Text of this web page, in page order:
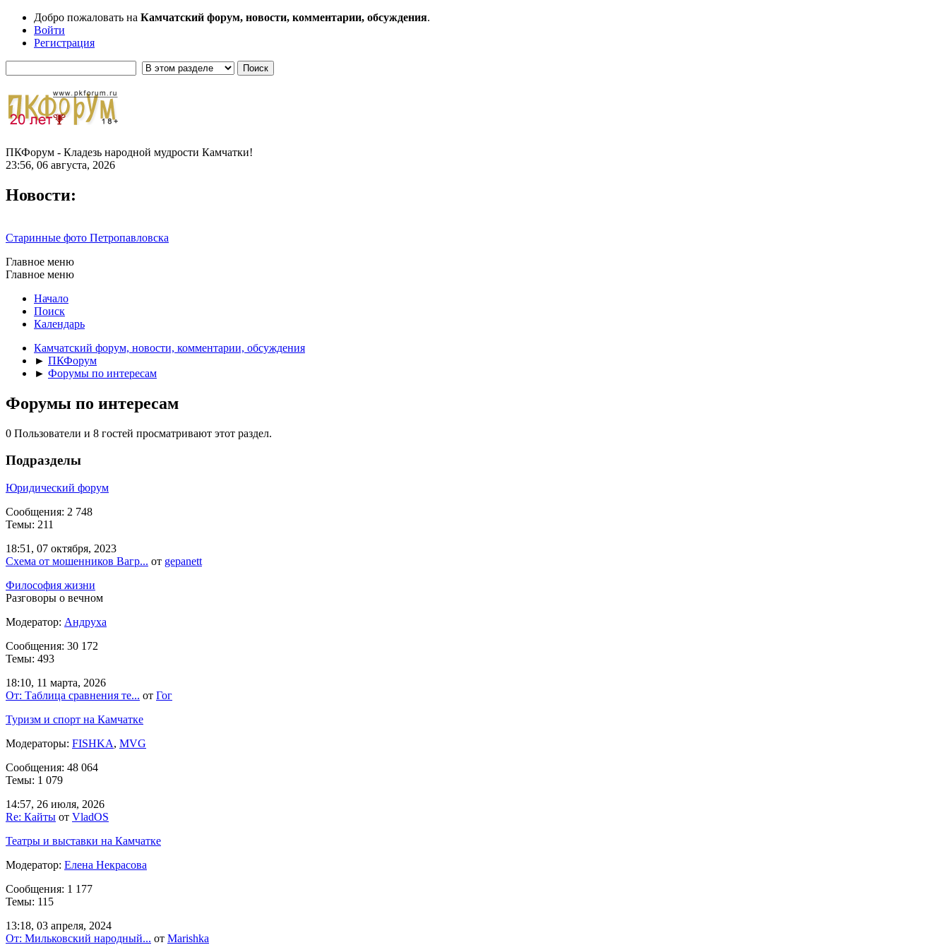
Добро пожаловать на Камчатский форум, новости, комментарии, обсуждения.
Войти
Регистрация
ПКФорум - Кладезь народной мудрости Камчатки!
23:56, 06 августа, 2026
Новости:
Старинные фото Петропавловска
Главное меню
Главное меню
Начало
Поиск
Календарь
Камчатский форум, новости, комментарии, обсуждения
► ПКФорум
► Форумы по интересам
Форумы по интересам
0 Пользователи и 8 гостей просматривают этот раздел.
Подразделы
Юридический форум
Сообщения: 2 748
Темы: 211
18:51, 07 октября, 2023
Схема от мошенников Вагр... от gepanett
Философия жизни
Разговоры о вечном
Модератор: Андруха
Сообщения: 30 172
Темы: 493
18:10, 11 марта, 2026
От: Таблица сравнения те... от Гог
Туризм и спорт на Камчатке
Модераторы: FISHKA, MVG
Сообщения: 48 064
Темы: 1 079
14:57, 26 июля, 2026
Re: Кайты от VladOS
Театры и выставки на Камчатке
Модератор: Елена Некрасова
Сообщения: 1 177
Темы: 115
13:18, 03 апреля, 2024
От: Мильковский народный... от Marishka